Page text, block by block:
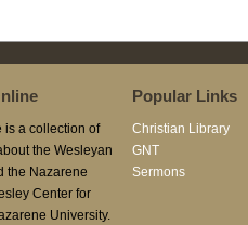
is a collection of
the Wesleyan
the Nazarene
Center for
University.
Popular Links
Christian Library
GNT
Sermons